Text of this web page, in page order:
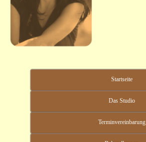
Startseite
Das Studio
Terminvereinbarung